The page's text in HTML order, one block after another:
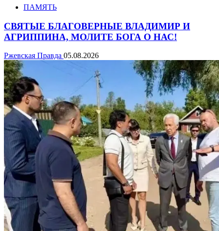
ПАМЯТЬ
СВЯТЫЕ БЛАГОВЕРНЫЕ ВЛАДИМИР И
АГРИППИНА, МОЛИТЕ БОГА О НАС!
Ржевская Правда 05.08.2026